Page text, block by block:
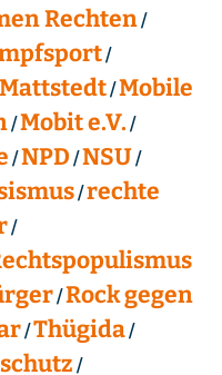
Rechten
Mattstedt Mobile
Mobit e.V.
NPD NSU
rechte
Rock gegen
Thügida